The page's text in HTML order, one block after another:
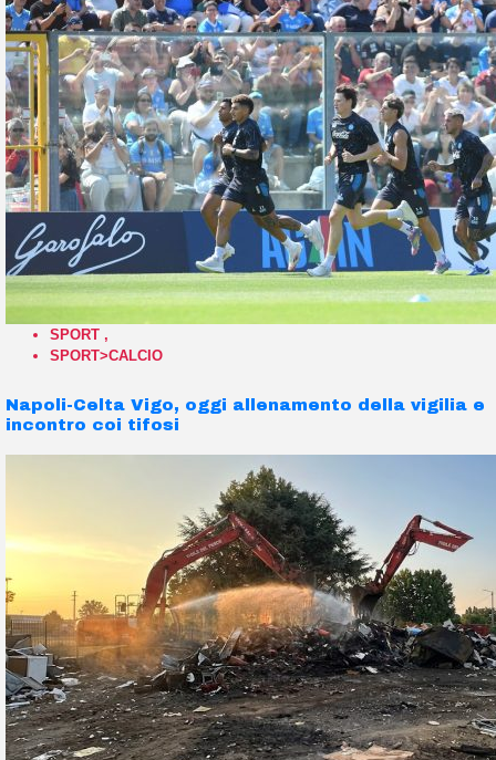
SPORT ,
SPORT>CALCIO
Napoli-Celta Vigo, oggi allenamento della vigilia e
incontro coi tifosi